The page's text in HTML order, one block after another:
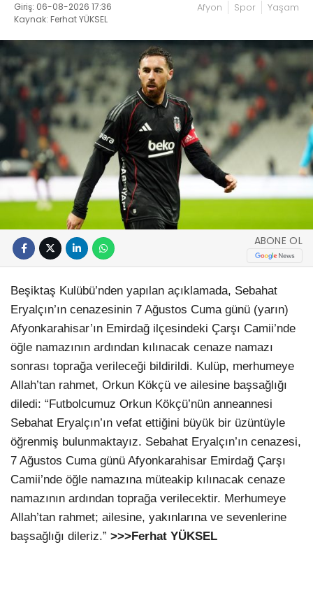
Giriş: 06-08-2026 17:36
Kaynak: Ferhat YÜKSEL
Afyon Spor Yaşam
ABONE OL
Beşiktaş Kulübü’nden yapılan açıklamada, Sebahat
Eryalçın’ın cenazesinin 7 Ağustos Cuma günü (yarın)
Afyonkarahisar’ın Emirdağ ilçesindeki Çarşı Camii’nde
öğle namazının ardından kılınacak cenaze namazı
sonrası toprağa verileceği bildirildi. Kulüp, merhumeye
Allah’tan rahmet, Orkun Kökçü ve ailesine başsağlığı
diledi: “Futbolcumuz Orkun Kökçü’nün anneannesi
Sebahat Eryalçın’ın vefat ettiğini büyük bir üzüntüyle
öğrenmiş bulunmaktayız. Sebahat Eryalçın’ın cenazesi,
7 Ağustos Cuma günü Afyonkarahisar Emirdağ Çarşı
Camii’nde öğle namazına müteakip kılınacak cenaze
namazının ardından toprağa verilecektir. Merhumeye
Allah’tan rahmet; ailesine, yakınlarına ve sevenlerine
başsağlığı dileriz.” >>>Ferhat YÜKSEL